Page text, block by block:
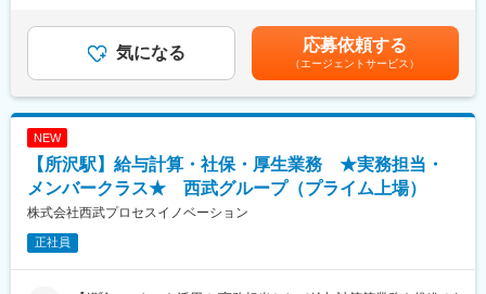
す。また、女性の声を直接経営に反映させるための取組みも行っ
ており、仕事と育児を両立する従業員向けの復職支援プログラム
など、女性がキャリアアップしながら長く働き続けるための様々
な施策の実施へと繋がっています。
・外部からも女性活躍に対する取組みは認められており、「日経
変更の範囲：会社の定める業務
整、司法書士との連携など、売却完結に必要な一連の手続きサポ
ートを行う業務です。
・買い手側との進行確認、スケジュール調整
・当日中の抹消・設定対応を含む進捗管理
同センターで運営している「抹消代行」と共通業務もあります
であり、選考を通じて上下する可能性があります。月給(月額)は固
定手当を含めた表記です。
気になる 応募依頼する
（エージェントサービス）
NEW
【所沢駅】給与計算・社保・厚生業務 ★実務担当・
メンバークラス★ 西武グループ（プライム上場）
株式会社西武プロセスイノベーション
正社員